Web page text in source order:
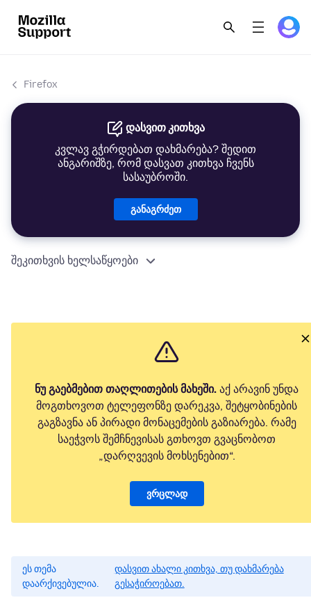
Firefox
დასვით კითხვა
კვლავ გჭირდებათ დახმარება? შედით
ანგარიშზე, რომ დასვათ კითხვა ჩვენს
სასაუბროში.
განაგრძეთ
შეკითხვის ხელსაწყოები
ნუ გაებმებით თაღლითების მახეში. აქ არავინ უნდა
მოგთხოვოთ ტელეფონზე დარეკვა, შეტყობინების
გაგზავნა ან პირადი მონაცემების გაზიარება. რამე
საეჭვოს შემჩნევისას გთხოვთ გვაცნობოთ
„დარღვევის მოხსენებით“.
ვრცლად
ეს თემა
დაარქივებულია.
დასვით ახალი კითხვა, თუ დახმარება
გესაჭიროებათ.